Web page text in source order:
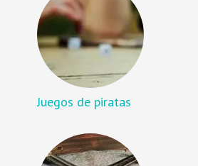
Juegos de piratas